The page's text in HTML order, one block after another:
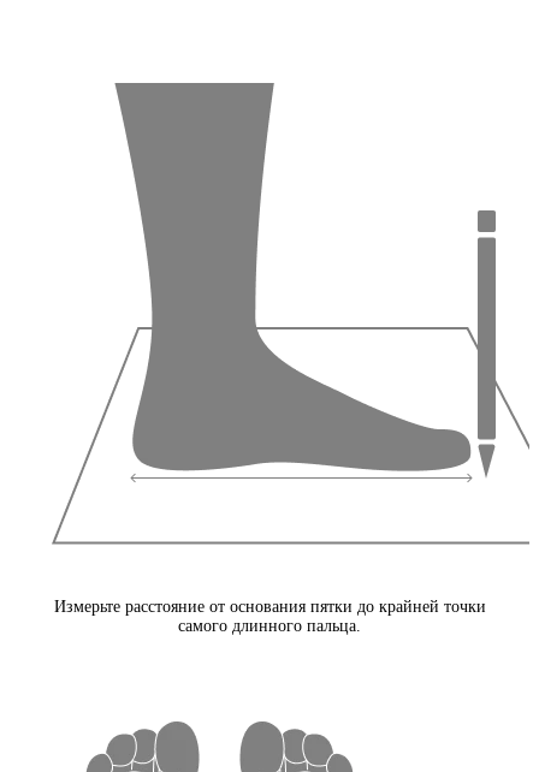
Измерьте расстояние от основания пятки до крайней точки
самого длинного пальца.